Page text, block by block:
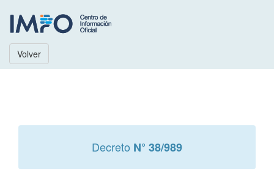
Volver
Decreto N° 38/989